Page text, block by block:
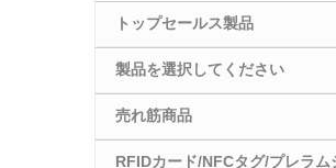
トップセールス製品
製品を選択してください
売れ筋商品
RFIDカード/NFCタグ/プレラム